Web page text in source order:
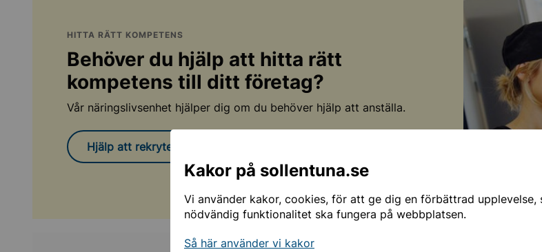
Kakor på sollentuna.se
Vi använder kakor, cookies, för att ge dig en förbättrad
nödvändig funktionalitet ska fungera på webbplatsen.
Så här använder vi kakor
HITTA RÄTT KOMPETENS
Behöver du hjälp att hitta rätt
kompetens till ditt företag?
Vår näringslivsenhet hjälper dig om du behöver hjälp att anställa.
Hjälp att rekrytera